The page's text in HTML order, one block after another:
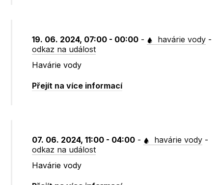
19. 06. 2024, 07:00 - 00:00 - havárie vody -
odkaz na událost
Havárie vody
Přejít na více informací
07. 06. 2024, 11:00 - 04:00 - havárie vody -
odkaz na událost
Havárie vody